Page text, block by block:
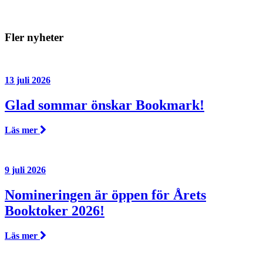
Fler nyheter
13 juli 2026
Glad sommar önskar Bookmark!
Läs mer
9 juli 2026
Nomineringen är öppen för Årets
Booktoker 2026!
Läs mer